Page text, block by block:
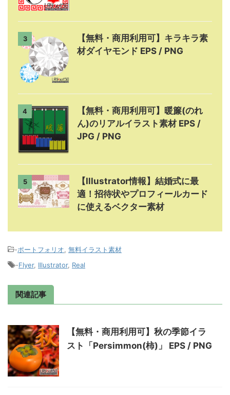
3
【無料・商用利用可】キラキラ素
材ダイヤモンド EPS / PNG
4
【無料・商用利用可】暖簾(のれ
ん)のリアルイラスト素材 EPS /
JPG / PNG
5
【Illustrator情報】結婚式に最
適！招待状やプロフィールカード
に使えるベクター素材
-ポートフォリオ, 無料イラスト素材
-Flyer, Illustrator, Real
関連記事
【無料・商用利用可】秋の季節イラ
スト「Persimmon(柿)」 EPS / PNG